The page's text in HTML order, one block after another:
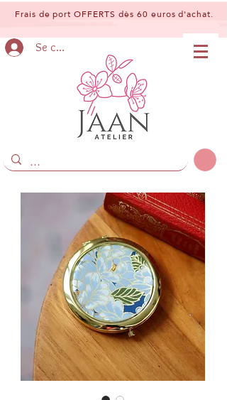
Frais de port OFFERTS dès 60 euros d'achat.
Se connecter